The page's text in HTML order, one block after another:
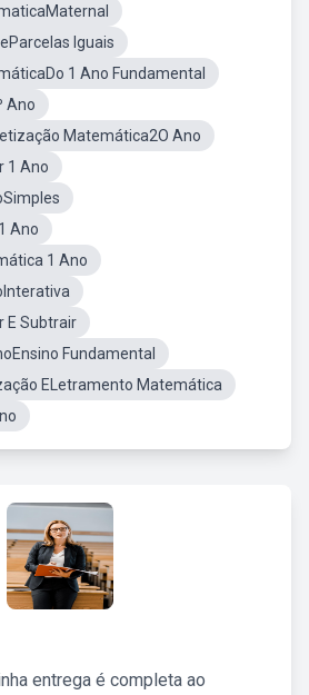
Iguais
1 Ano Fundamental
Ano
Matemática2O Ano
1 Ano
Ano
1 Ano
E Subtrair
Fundamental
ELetramento Matemática
entrega é completa ao